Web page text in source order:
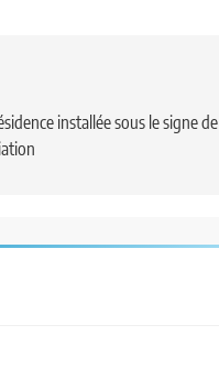
installée sous le signe de